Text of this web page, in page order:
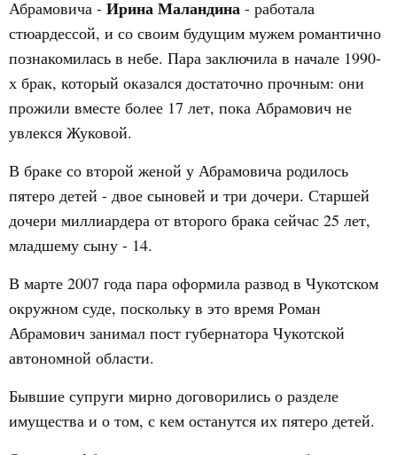
Абрамовича - Ирина Маландина - работала
стюардессой, и со своим будущим мужем романтично
познакомилась в небе. Пара заключила в начале 1990-
х брак, который оказался достаточно прочным: они
прожили вместе более 17 лет, пока Абрамович не
увлекся Жуковой.
В браке со второй женой у Абрамовича родилось
пятеро детей - двое сыновей и три дочери. Старшей
дочери миллиардера от второго брака сейчас 25 лет,
младшему сыну - 14.
В марте 2007 года пара оформила развод в Чукотском
окружном суде, поскольку в это время Роман
Абрамович занимал пост губернатора Чукотской
автономной области.
Бывшие супруги мирно договорились о разделе
имущества и о том, с кем останутся их пятеро детей.